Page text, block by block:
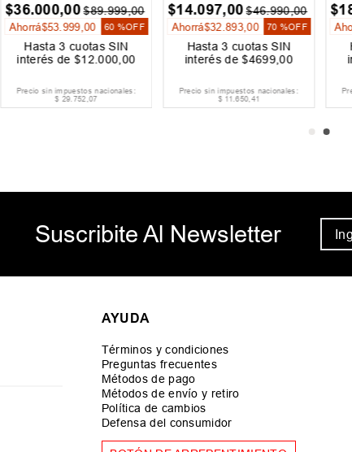
$36.000,00 $89.999,00
Ahorrá$53.999 ,00 60 %OFF
Hasta3 cuotas SIN
interés de$12 .000 00
Precio sin impuestos nacionales:
$ 29.752,07
$14.097,00 $46.990,00
Ahorrá$32 .893,00 70 %OFF
Hasta3 cuotas SIN
interés de$4699 ,00
Precio sin impuestos nacionales:
$ 11.650,41
$
Suscribite Al Newsletter
AYUDA
Términos y condiciones
Preguntas frecuentes
Métodos de pago
Métodos de envío y retiro
Política de cambios
Defensa del consumidor